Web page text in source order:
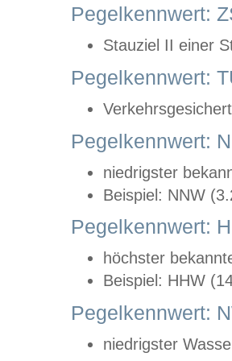
Pegelkennwert:
Stauziel II einer
Pegelkennwert:
Pegelkennwert:
niedrigster
Beispiel: NNW
Pegelkennwert:
höchster
Beispiel: HHW
Pegelkennwert:
niedrigster